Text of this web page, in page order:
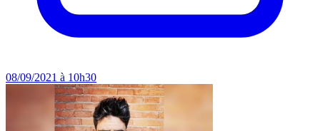
08/09/2021 à 10h30